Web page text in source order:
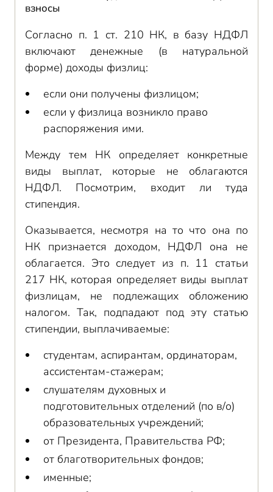
взносы
Согласно п. 1 ст. 210 НК, в базу НДФЛ
включают денежные (в натуральной
форме) доходы физлиц:
если они получены физлицом;
если у физлица возникло право
распоряжения ими.
Между тем НК определяет конкретные
виды выплат, которые не облагаются
НДФЛ. Посмотрим, входит ли туда
стипендия.
Оказывается, несмотря на то что она по
НК признается доходом, НДФЛ она не
облагается. Это следует из п. 11 статьи
217 НК, которая определяет виды выплат
физлицам, не подлежащих обложению
налогом. Так, подпадают под эту статью
стипендии, выплачиваемые:
студентам, аспирантам, ординаторам,
ассистентам-стажерам;
слушателям духовных и
подготовительных отделений (по в/о)
образовательных учреждений;
от Президента, Правительства РФ;
от благотворительных фондов;
именные;